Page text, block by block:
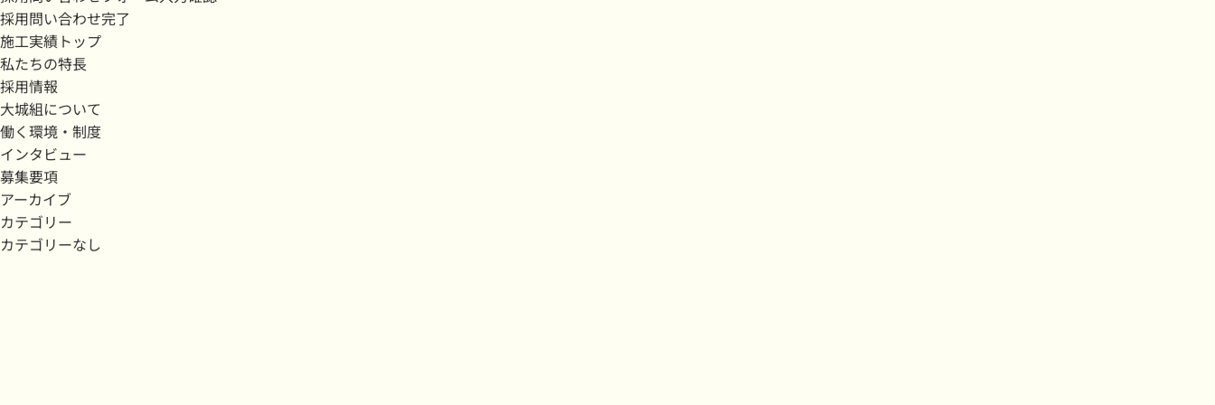
採用問い合わせ完了
施工実績トップ
私たちの特長
採用情報
大城組について
働く環境・制度
インタビュー
募集要項
アーカイブ
カテゴリー
カテゴリーなし